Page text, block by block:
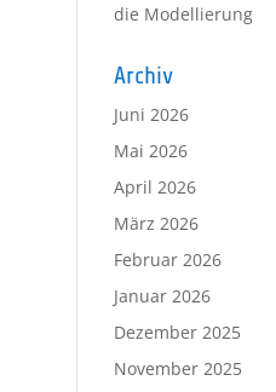
die Modellierung
Archiv
Juni 2026
Mai 2026
April 2026
März 2026
Februar 2026
Januar 2026
Dezember 2025
November 2025